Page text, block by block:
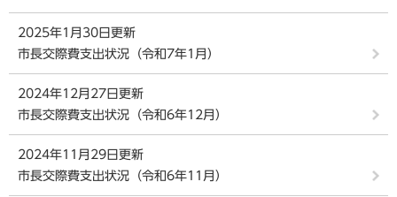
2025年1月30日更新
市長交際費支出状況（令和7年1月）
2024年12月27日更新
市長交際費支出状況（令和6年12月）
2024年11月29日更新
市長交際費支出状況（令和6年11月）